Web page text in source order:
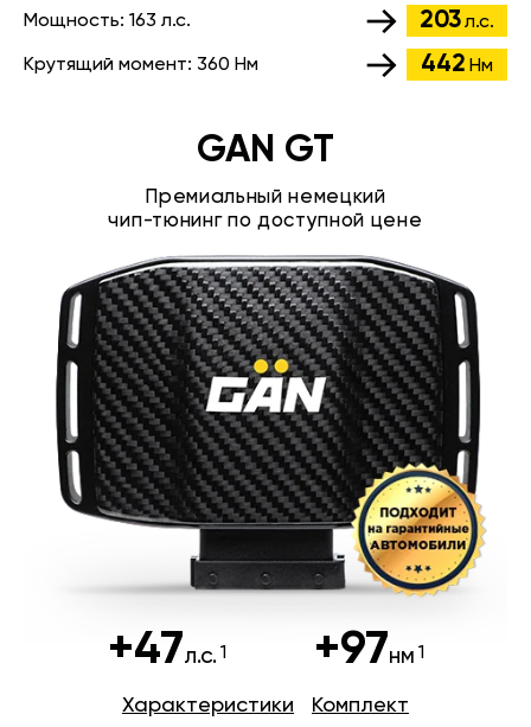
Мощность: 163 л.с. 203л.с.
Крутящий момент: 360 Нм 442 Нм
GAN GT
Премиальный немецкий
чип-тюнинг по доступной цене
+47л.с. +97нм
Характеристики Комплект